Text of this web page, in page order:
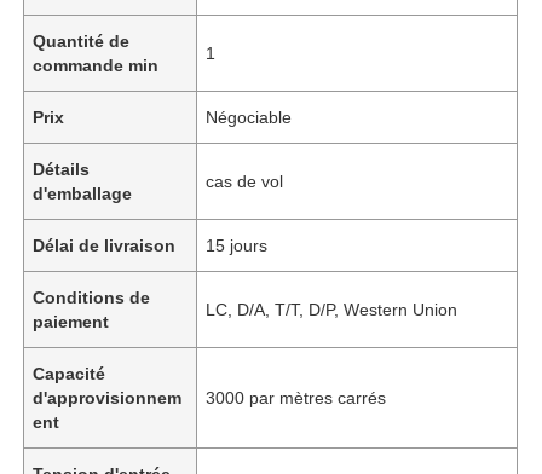
Quantité de
commande min
1
Prix Négociable
Détails
d'emballage
cas de vol
Délai de livraison 15 jours
Conditions de
paiement
LC, D/A, T/T, D/P, Western Union
Capacité
d'approvisionnem
ent
3000 par mètres carrés